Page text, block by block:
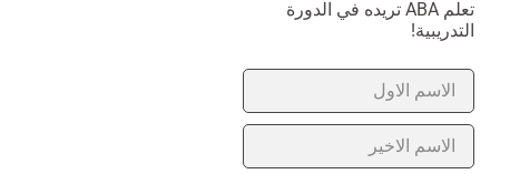
تعلم ABA تريده في الدورة
التدريبية!